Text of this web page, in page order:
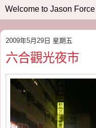
Welcome to Jason
2009年5月29日 星期五
六合觀光夜市